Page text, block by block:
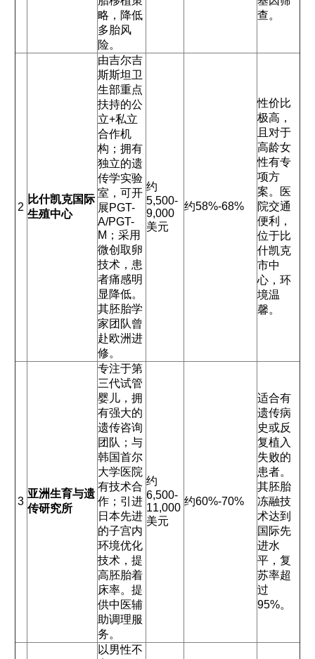
略，降低
多胎风
险。
查。
2
比什凯克国际
生殖中心
由吉尔吉
斯斯坦卫
生部重点
扶持的公
立+私立
合作机
构；拥有
独立的遗
传学实验
室，可开
展PGT-
A/PGT-
M；采用
微创取卵
技术，患
者痛感明
显降低。
其胚胎学
家团队曾
赴欧洲进
修。
约
5,500-
9,000
美元
约58%-68%
性价比
极高，
且对于
高龄女
性有专
项方
案。医
院交通
便利，
位于比
什凯克
市中
心，环
境温
馨。
3
亚洲生育与遗
传研究所
专注于第
三代试管
婴儿，拥
有强大的
遗传咨询
团队；与
韩国首尔
大学医院
有技术合
作；引进
日本先进
的子宫内
环境优化
技术，提
高胚胎着
床率。提
供中医辅
助调理服
务。
约
6,500-
11,000
美元
约60%-70%
适合有
遗传病
史或反
复植入
失败的
患者。
其胚胎
冻融技
术达到
国际先
进水
平，复
苏率超
过
95%。
以男性不